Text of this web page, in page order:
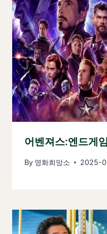
어벤져스:엔드게임
By 영화희망소 2025-